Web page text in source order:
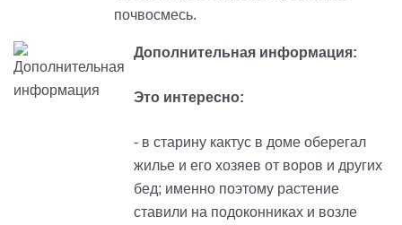
почвосмесь.
Дополнительная информация:
Это интересно:
- в старину кактус в доме оберегал
жилье и его хозяев от воров и других
бед; именно поэтому растение
ставили на подоконниках и возле